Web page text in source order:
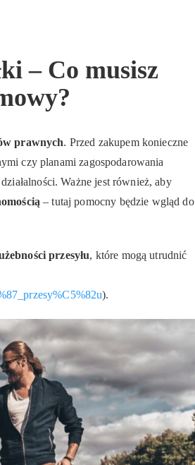
– Co musisz
prawnych. Przed zakupem konieczne
czy planami zagospodarowania
Ważne jest również, aby
– tutaj pomocny będzie wgląd do
przesyłu, które mogą utrudnić
).